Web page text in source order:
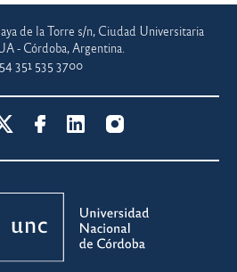
de la Torre s/n, Ciudad Universitaria
- Córdoba, Argentina.
351 535 3700